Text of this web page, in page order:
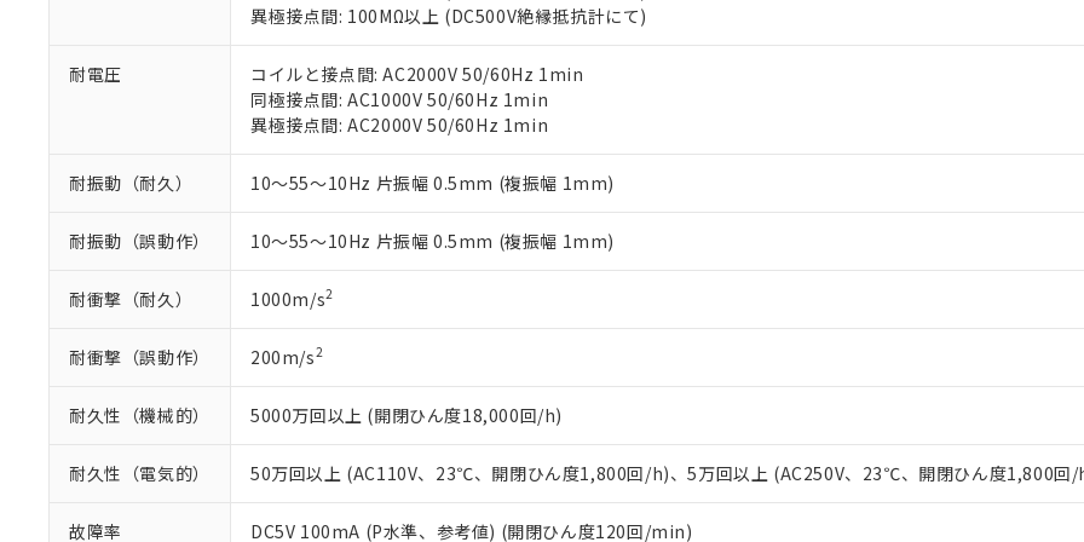
異極接点間: 100MΩ以上 (DC500V絶縁抵抗計にて)
耐電圧
コイルと接点間: AC2000V 50/60Hz 1min
同極接点間: AC1000V 50/60Hz 1min
異極接点間: AC2000V 50/60Hz 1min
耐振動（耐久） 10～55～10Hz 片振幅 0.5mm (複振幅 1mm)
耐振動（誤動作） 10～55～10Hz 片振幅 0.5mm (複振幅 1mm)
耐衝撃（耐久） 1000m/s2
耐衝撃（誤動作） 200m/s2
耐久性（機械的） 5000万回以上 (開閉ひん度18,000回/h)
耐久性（電気的） 50万回以上 (AC110V、23℃、開閉ひん度1,800回/h)、5万回以上 (AC250V、23℃、開閉ひん度1,800回/
故障率 DC5V 100mA (P水準、参考値) (開閉ひん度120回/min)
いる法人を指します。
EU RoHS指令（10物質）の非含有証明書
51物質の非含有証明書（当社基準）
また、RoHS指令のフタル酸エステル類４物質の対応では、対応完了までの期間は出
混在することから備考欄に対応日を記載しておりました。
既に当社にて対応品への在庫切替を完了していることから、特段のことがない限り、
り割愛しております。